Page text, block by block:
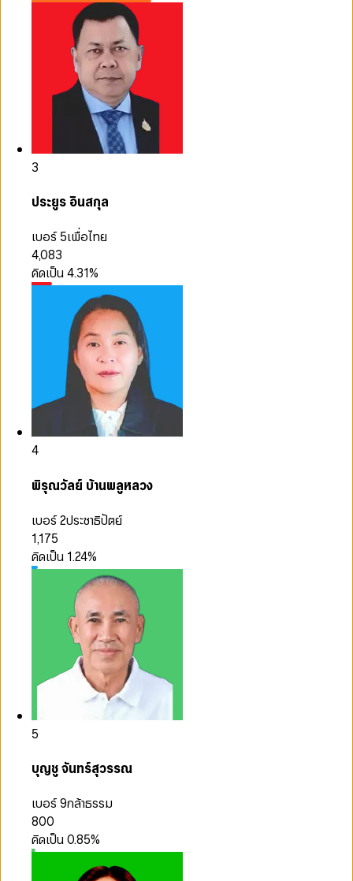
3
ประยูร อินสกุล
เบอร์ 5เพื่อไทย
4,083
คิดเป็น4.31%
4
พิรุณวัลย์ บ้านพลูหลวง
เบอร์ 2ประชาธิปัตย์
1,175
คิดเป็น 1.24%
5
บุญชู จันทร์สุวรรณ
เบอร์ 9กล้าธรรม
800
คิดเป็น0.85%